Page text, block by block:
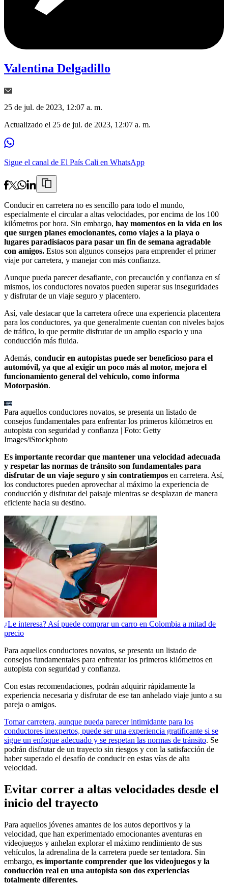
Valentina Delgadillo
25 de jul. de 2023, 12:07 a. m.
Actualizado el 25 de jul. de 2023, 12:07 a. m.
Sigue el canal de El País Cali en WhatsApp
Conducir en carretera no es sencillo para todo el mundo,
especialmente el circular a altas velocidades, por encima de los 100
kilómetros por hora. Sin embargo, hay momentos en la vida en los
que surgen planes emocionantes, como viajes a la playa o
lugares paradisíacos para pasar un fin de semana agradable
con amigos. Estos son algunos consejos para emprender el primer
viaje por carretera, y manejar con más confianza.
Aunque pueda parecer desafiante, con precaución y confianza en sí
mismos, los conductores novatos pueden superar sus inseguridades
y disfrutar de un viaje seguro y placentero.
Así, vale destacar que la carretera ofrece una experiencia placentera
para los conductores, ya que generalmente cuentan con niveles bajos
de tráfico, lo que permite disfrutar de un amplio espacio y una
conducción más fluida.
Además, conducir en autopistas puede ser beneficioso para el
automóvil, ya que al exigir un poco más al motor, mejora el
funcionamiento general del vehículo, como informa
Motorpasión.
Para aquellos conductores novatos, se presenta un listado de
consejos fundamentales para enfrentar los primeros kilómetros en
autopista con seguridad y confianza | Foto: Getty
Images/iStockphoto
Es importante recordar que mantener una velocidad adecuada
y respetar las normas de tránsito son fundamentales para
disfrutar de un viaje seguro y sin contratiempos en carretera. Así,
los conductores pueden aprovechar al máximo la experiencia de
conducción y disfrutar del paisaje mientras se desplazan de manera
eficiente hacia su destino.
¿Le interesa? Así puede comprar un carro en Colombia a mitad de
precio
Para aquellos conductores novatos, se presenta un listado de
consejos fundamentales para enfrentar los primeros kilómetros en
autopista con seguridad y confianza.
Con estas recomendaciones, podrán adquirir rápidamente la
experiencia necesaria y disfrutar de ese tan anhelado viaje junto a su
pareja o amigos.
Tomar carretera, aunque pueda parecer intimidante para los
conductores inexpertos, puede ser una experiencia gratificante si se
sigue un enfoque adecuado y se respetan las normas de tránsito. Se
podrán disfrutar de un trayecto sin riesgos y con la satisfacción de
haber superado el desafío de conducir en estas vías de alta
velocidad.
Evitar correr a altas velocidades desde el
inicio del trayecto
Para aquellos jóvenes amantes de los autos deportivos y la
velocidad, que han experimentado emocionantes aventuras en
videojuegos y anhelan explorar el máximo rendimiento de sus
vehículos, la adrenalina de la carretera puede ser tentadora. Sin
embargo, es importante comprender que los videojuegos y la
conducción real en una autopista son dos experiencias
totalmente diferentes.